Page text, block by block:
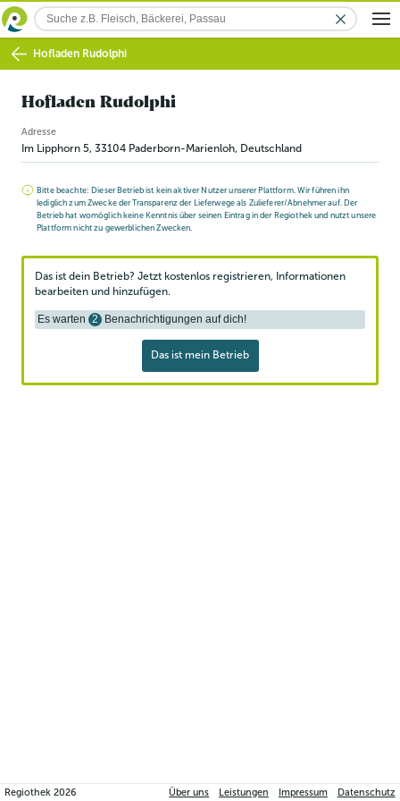
Hofladen Rudolphi
Hofladen Rudolphi
Adresse
Im Lipphorn 5, 33104 Paderborn-Marienloh, Deutschland
Bitte beachte: Dieser Betrieb ist kein aktiver Nutzer unserer Plattform. Wir führen ihn
lediglich zum Zwecke der Transparenz der Lieferwege als Zulieferer/Abnehmer auf. Der
Betrieb hat womöglich keine Kenntnis über seinen Eintrag in der Regiothek und nutzt unsere
Plattform nicht zu gewerblichen Zwecken.
Das ist dein Betrieb? Jetzt kostenlos registrieren, Informationen
bearbeiten und hinzufügen.
Es warten 2 Benachrichtigungen auf dich!
Das ist mein Betrieb
Regiothek2026 Über uns Leistungen Impressum Datenschutz